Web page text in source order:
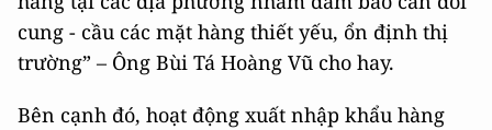
cung - cầu các mặt hàng thiết yếu, ổn định thị
trường” – Ông Bùi Tá Hoàng Vũ cho hay.
Bên cạnh đó, hoạt động xuất nhập khẩu hàng